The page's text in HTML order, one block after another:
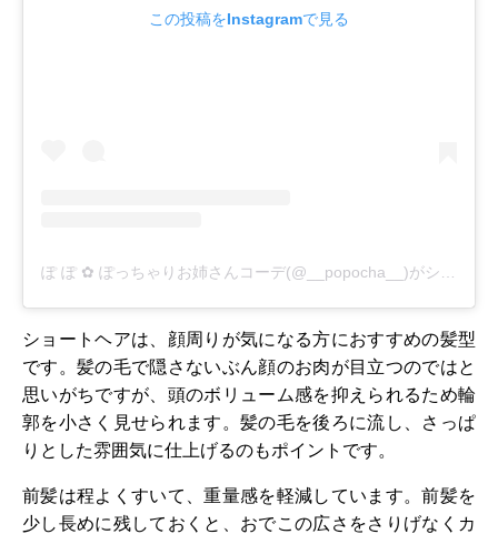
この投稿をInstagramで見る
ショートヘアは、顔周りが気になる方におすすめの髪型
です。髪の毛で隠さないぶん顔のお肉が目立つのではと
思いがちですが、頭のボリューム感を抑えられるため輪
郭を小さく見せられます。髪の毛を後ろに流し、さっぱ
りとした雰囲気に仕上げるのもポイントです。
前髪は程よくすいて、重量感を軽減しています。前髪を
少し長めに残しておくと、おでこの広さをさりげなくカ